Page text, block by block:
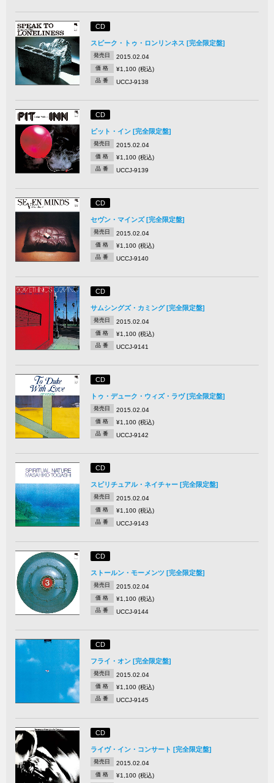
CD
スピーク・トゥ・ロンリンネス [完全限定盤]
発売日 2015.02.04
価 格 ¥1,100 (税込)
品 番 UCCJ-9138
CD
ピット・イン [完全限定盤]
発売日 2015.02.04
価 格 ¥1,100 (税込)
品 番 UCCJ-9139
CD
セヴン・マインズ [完全限定盤]
発売日 2015.02.04
価 格 ¥1,100 (税込)
品 番 UCCJ-9140
CD
サムシングズ・カミング [完全限定盤]
発売日 2015.02.04
価 格 ¥1,100 (税込)
品 番 UCCJ-9141
CD
トゥ・デューク・ウィズ・ラヴ [完全限定盤]
発売日 2015.02.04
価 格 ¥1,100 (税込)
品 番 UCCJ-9142
CD
スピリチュアル・ネイチャー [完全限定盤]
発売日 2015.02.04
価 格 ¥1,100 (税込)
品 番 UCCJ-9143
CD
ストールン・モーメンツ [完全限定盤]
発売日 2015.02.04
価 格 ¥1,100 (税込)
品 番 UCCJ-9144
CD
フライ・オン [完全限定盤]
発売日 2015.02.04
価 格 ¥1,100 (税込)
品 番 UCCJ-9145
CD
ライヴ・イン・コンサート [完全限定盤]
発売日 2015.02.04
価 格 ¥1,100 (税込)